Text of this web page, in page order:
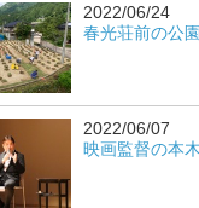
2022/06/24
春光荘前の公
2022/06/07
映画監督の本